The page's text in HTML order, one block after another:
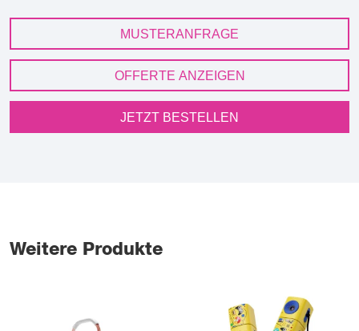
MUSTERANFRAGE
OFFERTE ANZEIGEN
JETZT BESTELLEN
Weitere Produkte